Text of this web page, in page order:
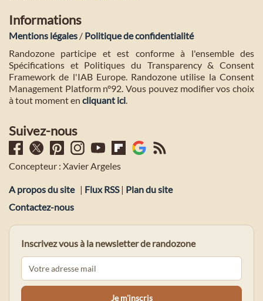
Informations
Mentions légales / Politique de confidentialité
Randozone participe et est conforme à l'ensemble des
Spécifications et Politiques du Transparency & Consent
Framework de l'IAB Europe. Randozone utilise la Consent
Management Platform n°92. Vous pouvez modifier vos choix
à tout moment en cliquant ici
Suivez-nous
Concepteur : Xavier Argeles
A propos du site | Flux RSS| Plan du site
Contactez-nous
Inscrivez vous à la newsletter de randozone